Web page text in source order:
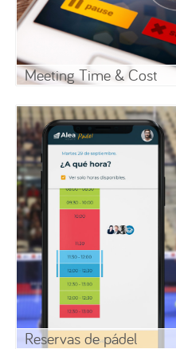
Meeting Time & Cost
Reservas de pádel